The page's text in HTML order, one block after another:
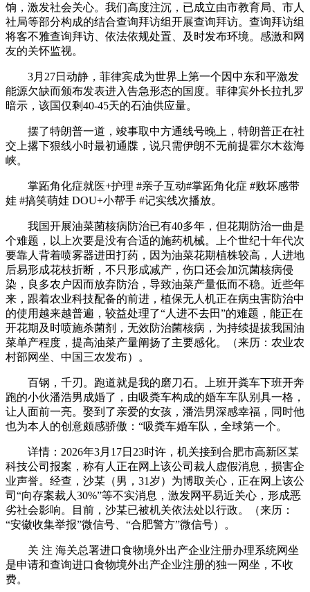
饷，激发社会关心。我们高度注沉，已成立由市教育局、市人
社局等部分构成的结合查询拜访组开展查询拜访。查询拜访组
将客不雅查询拜访、依法依规处置、及时发布环境。感激和网
友的关怀监视。
3月27日动静，菲律宾成为世界上第一个因中东和平激发
能源欠缺而颁布发表进入告急形态的国度。菲律宾外长拉扎罗
暗示，该国仅剩40-45天的石油供应量。
摆了特朗普一道，竣事取中方通线号晚上，特朗普正在社
交上撂下狠线小时最初通牒，说只需伊朗不无前提霍尔木兹海
峡。
掌跖角化症就医+护理 #亲子互动#掌跖角化症 #败坏感带
娃 #搞笑萌娃 DOU+小帮手 #记实线次播放。
我国开展油菜菌核病防治已有40多年，但花期防治一曲是
个难题，以上次要是没有合适的施药机械。上个世纪十年代次
要靠人背着喷雾器进田打药，因为油菜花期植株较高，人进地
后易形成花枝折断，不只形成减产，伤口还会加沉菌核病侵
染，良多农户因而放弃防治，导致油菜产量低而不稳。近些年
来，跟着农业科技配备的前进，植保无人机正在病虫害防治中
的使用越来越普遍，较益处理了“人进不去田”的难题，能正在
开花期及时喷施杀菌剂，无效防治菌核病，为持续提拔我国油
菜单产程度，提高油菜产量阐扬了主要感化。（来历：农业农
村部网坐、中国三农发布）。
百钢，千刃。跑道就是我的磨刀石。上班开粪车下班开奔
跑的小伙潘浩男成婚了，由吸粪车构成的婚车车队别具一格，
让人面前一亮。娶到了亲爱的女孩，潘浩男深感幸福，同时他
也为本人的创意颇感骄傲：“吸粪车婚车队，全球第一个。
详情：2026年3月17日23时许，机关接到合肥市高新区某
科技公司报案，称有人正在网上该公司裁人虚假消息，损害企
业声誉。经查，沙某（男，31岁）为博取关心，正在网上该公
司“向存案裁人30%”等不实消息，激发网平易近关心，形成恶
劣社会影响。目前，沙某已被机关依法处以行政。（来历：
“安徽收集举报”微信号、“合肥警方”微信号）。
关 注 海关总署进口食物境外出产企业注册办理系统网坐
是申请和查询进口食物境外出产企业注册的独一网坐，不收
费。